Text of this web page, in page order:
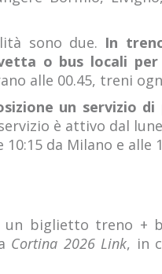
sono due. In
o bus locali
alle 00.45, treni
un servizio
è attivo dal
da Milano e alle
un biglietto treno +
Cortina 2026 Link, in